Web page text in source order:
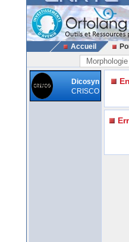
Accueil
Morphologie
Dicosyn
CRISCO